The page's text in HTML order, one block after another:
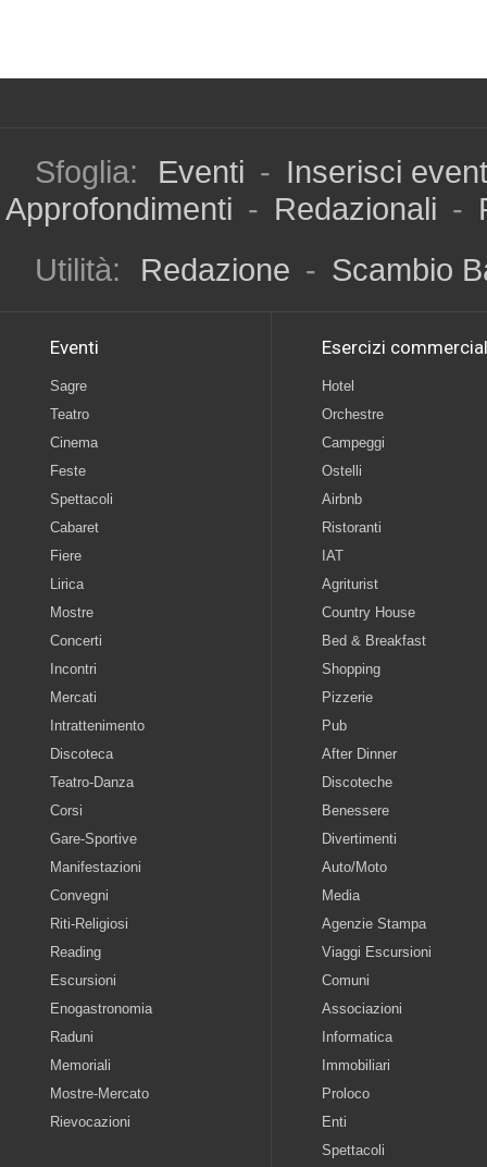
Sfoglia: Eventi - Inserisci
Approfondimenti - Redazionali -
Utilità:
Redazione - Scambio
Eventi
Sagre
Teatro
Cinema
Feste
Spettacoli
Cabaret
Fiere
Lirica
Mostre
Concerti
Incontri
Mercati
Intrattenimento
Discoteca
Teatro-Danza
Corsi
Gare-Sportive
Manifestazioni
Convegni
Riti-Religiosi
Reading
Escursioni
Enogastronomia
Raduni
Memoriali
Mostre-Mercato
Rievocazioni
Esercizi
Hotel
Orchestre
Campeggi
Ostelli
Airbnb
Ristoranti
IAT
Agriturist
Country House
Bed & Breakfast
Shopping
Pizzerie
Pub
After Dinner
Discoteche
Benessere
Divertimenti
Auto/Moto
Media
Agenzie Stampa
Viaggi Escursioni
Comuni
Associazioni
Informatica
Immobiliari
Proloco
Enti
Spettacoli